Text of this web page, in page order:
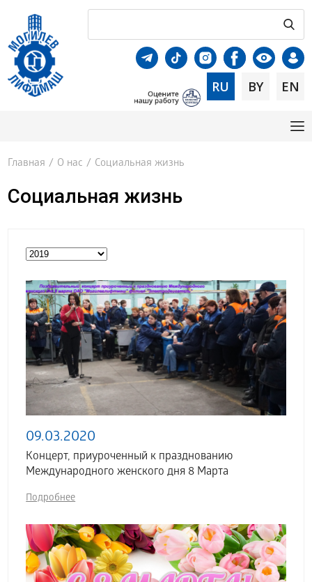
RU BY EN
Главная / О нас / Социальная жизнь
Социальная жизнь
09.03.2020
Концерт, приуроченный к празднованию
Международного женского дня 8 Марта
Подробнее